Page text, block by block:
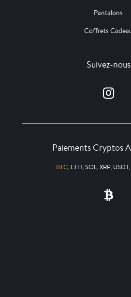
Pantalons
Coffrets
Suivez-nous
Paiements Cryptos
BTC, ETH, SOL, XRP,